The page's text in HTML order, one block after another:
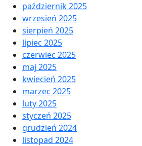
październik 2025
wrzesień 2025
sierpień 2025
lipiec 2025
czerwiec 2025
maj 2025
kwiecień 2025
marzec 2025
luty 2025
styczeń 2025
grudzień 2024
listopad 2024